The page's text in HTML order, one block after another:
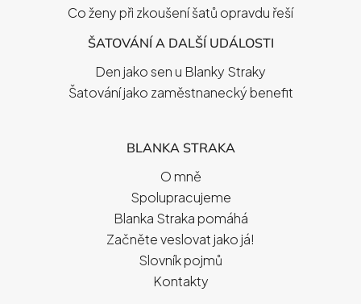
Co ženy při zkoušení šatů opravdu řeší
ŠATOVÁNÍ A DALŠÍ UDÁLOSTI
Den jako sen u Blanky Straky
Šatování jako zaměstnanecký benefit
BLANKA STRAKA
O mně
Spolupracujeme
Blanka Straka pomáhá
Začněte veslovat jako já!
Slovník pojmů
Kontakty